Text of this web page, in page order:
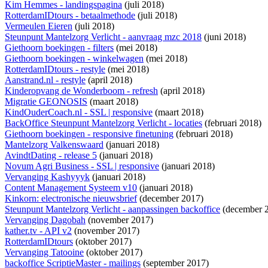
Kim Hemmes - landingspagina (juli 2018)
RotterdamIDtours - betaalmethode (juli 2018)
Vermeulen Eieren (juli 2018)
Steunpunt Mantelzorg Verlicht - aanvraag mzc 2018 (juni 2018)
Giethoorn boekingen - filters (mei 2018)
Giethoorn boekingen - winkelwagen (mei 2018)
RotterdamIDtours - restyle (mei 2018)
Aanstrand.nl - restyle (april 2018)
Kinderopvang de Wonderboom - refresh (april 2018)
Migratie GEONOSIS (maart 2018)
KindOuderCoach.nl - SSL | responsive (maart 2018)
BackOffice Steunpunt Mantelzorg Verlicht - locaties (februari 2018)
Giethoorn boekingen - responsive finetuning (februari 2018)
Mantelzorg Valkenswaard (januari 2018)
AvindtDating - release 5 (januari 2018)
Novum Agri Business - SSL | responsive (januari 2018)
Vervanging Kashyyyk (januari 2018)
Content Management Systeem v10 (januari 2018)
Kinkorn: electronische nieuwsbrief(december 2017)
Steunpunt Mantelzorg Verlicht - aanpassingen backoffice (december
Vervanging Dagobah (november 2017)
kather.tv - API v2 (november 2017)
RotterdamIDtours (oktober 2017)
Vervanging Tatooine (oktober 2017)
backoffice ScriptieMaster - mailings (september 2017)